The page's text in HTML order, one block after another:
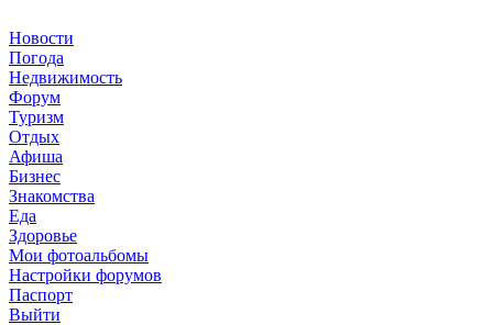
Новости
Погода
Недвижимость
Форум
Туризм
Отдых
Афиша
Бизнес
Знакомства
Еда
Здоровье
Мои фотоальбомы
Настройки форумов
Паспорт
Выйти